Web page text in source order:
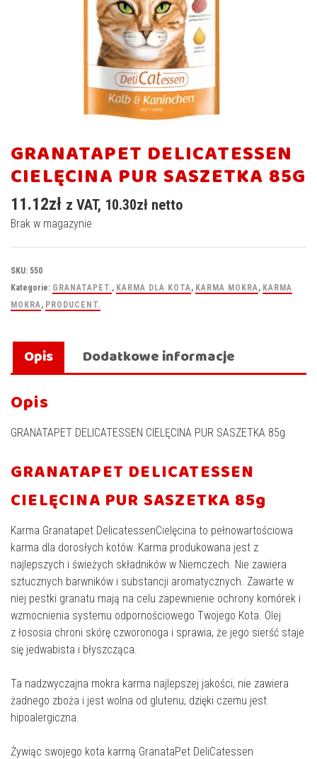
GRANATAPET DELICATESSEN
CIELĘCINA PUR SASZETKA 85G
11.12zł z VAT, 10.30zł netto
Brak w magazynie
SKU: 550
Kategorie: GRANATAPET., KARMA DLA KOTA, KARMA MOKRA, KARMA
MOKRA, PRODUCENT.
Opis Dodatkowe informacje
Opis
GRANATAPET DELICATESSEN CIELĘCINA PUR SASZETKA 85g
GRANATAPET DELICATESSEN
CIELĘCINA PUR SASZETKA 85g
Karma Granatapet DelicatessenCielęcina to pełnowartościowa
karma dla dorosłych kotów. Karma produkowana jest z
najlepszych i świeżych składników w Niemczech. Nie zawiera
sztucznych barwników i substancji aromatycznych. Zawarte w
niej pestki granatu mają na celu zapewnienie ochrony komórek i
wzmocnienia systemu odpornościowego Twojego Kota. Olej
z łososia chroni skórę czworonoga i sprawia, że jego sierść staje
się jedwabista i błyszcząca.
Ta nadzwyczajna mokra karma najlepszej jakości, nie zawiera
żadnego zboża i jest wolna od glutenu, dzięki czemu jest
hipoalergiczna.
Żywiąc swojego kota karmą GranataPet DeliCatessen